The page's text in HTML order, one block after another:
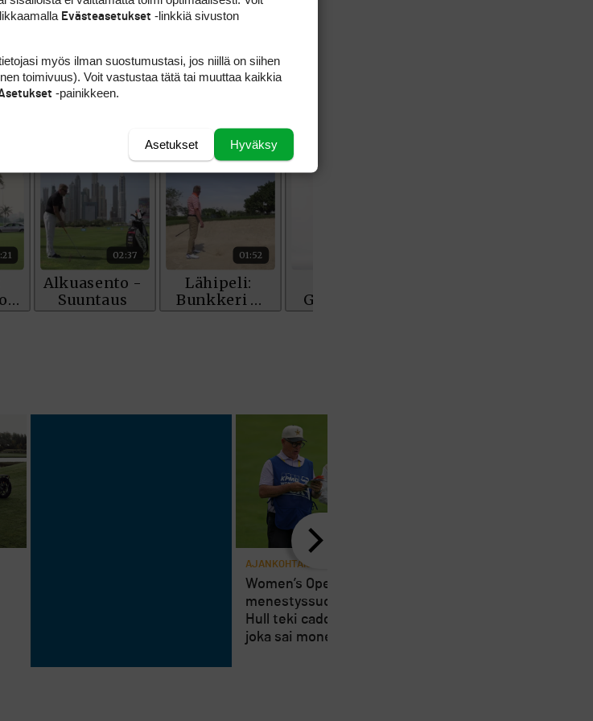
AJANKOHTAISTA
Women’s Openin
menestyssuosikki Charley
Hull teki caddielleen pilan,
joka sai monet suuttumaan
Evästeasetukset -linkkiä sivuston
myös ilman suostumustasi, jos niillä on siihen
toimivuus). Voit vastustaa tätä tai muuttaa kaikkia
-painikkeen.
Hyväksy
Asetukset